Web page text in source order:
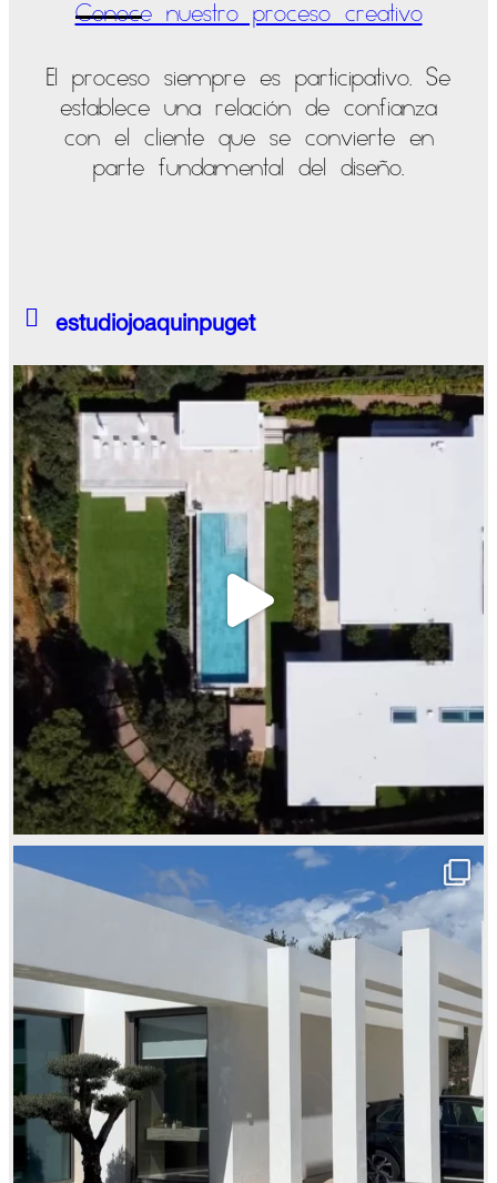
Conoce nuestro proceso creativo
El proceso siempre es participativo. Se
establece una relación de confianza
con el cliente que se convierte en
parte fundamental del diseño.
estudiojoaquinpuget